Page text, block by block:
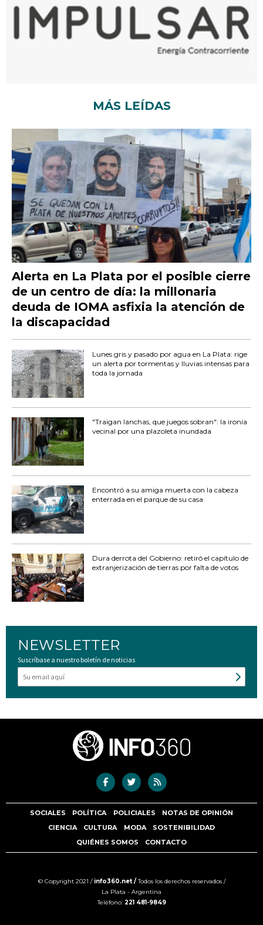
MÁS LEÍDAS
Alerta en La Plata por el posible cierre
de un centro de día: la millonaria
deuda de IOMA asfixia la atención de
la discapacidad
Lunes gris y pasado por agua en La Plata: rige
un alerta por tormentas y lluvias intensas para
toda la jornada
"Traigan lanchas, que juegos sobran": la ironía
vecinal por una plazoleta inundada
Encontró a su amiga muerta con la cabeza
enterrada en el parque de su casa
Dura derrota del Gobierno: retiró el capítulo de
extranjerización de tierras por falta de votos
NEWSLETTER
Suscríbase a nuestro boletín de noticias
SOCIALES POLÍTICA POLICIALES
NOTAS DE OPINIÓN
CIENCIA
CULTURA MODA
SOSTENIBILIDAD
QUIÉNES SOMOS
CONTACTO
© Copyright 2021 / info360.net /Todos los derechos reservados /
La Plata - Argentina
Teléfono: 221 481-9849